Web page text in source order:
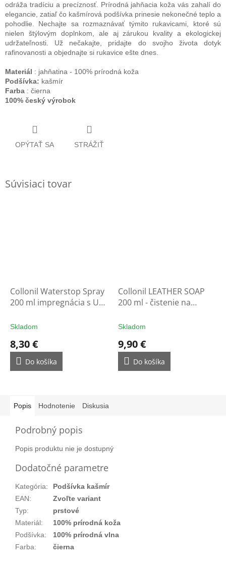
odráža tradíciu a precíznosť. Prírodná jahňacia koža vás zahalí do
elegancie, zatiaľ čo kašmírová podšívka prinesie nekonečné teplo a
pohodlie. Nechajte sa rozmaznávať týmito rukavicami, ktoré sú
nielen štýlovým doplnkom, ale aj zárukou kvality a ekologickej
udržateľnosti. Už nečakajte, pridajte do svojho života dotyk
rafinovanosti a objednajte si rukavice ešte dnes.
Materiál : jahňatina - 100% prírodná koža
Podšívka: kašmír
Farba : čierna
100% český výrobok
OPÝTAŤ SA STRÁŽIŤ
Súvisiaci tovar
Collonil Waterstop Spray
200 ml impregnácia s UV
rukavice
Skladom
8,30 €
Do košíka
Collonil LEATHER SOAP
200 ml - čistenie na
Skladom
9,90 €
Do košíka
Popis Hodnotenie Diskusia
Podrobný popis
Popis produktu nie je dostupný
Dodatočné parametre
Kategória:
Podšívka kašmír
EAN:
Zvoľte variant
Typ:
prstové
Materiál:
100% prírodná koža
Podšívka:
100% prírodná vlna
Farba: čierna